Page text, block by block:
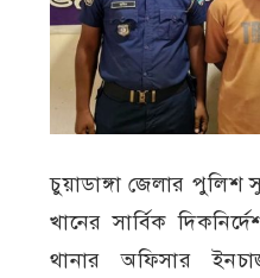
চুয়াডাঙ্গা জেলার
খানের সার্বিক
থানার অফিসার